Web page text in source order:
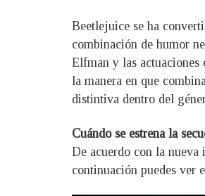
Beetlejuice se ha
combinación de humor
Elfman y las
la manera en que
distintiva dentro del
Cuándo se estrena la
De acuerdo con la
continuación puedes ver